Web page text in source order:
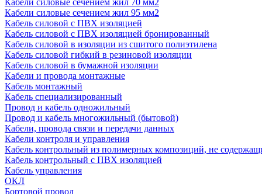
Кабели силовые сечением жил 70 мм2
Кабели силовые сечением жил 95 мм2
Кабель силовой с ПВХ изоляцией
Кабель силовой с ПВХ изоляцией бронированный
Кабель силовой в изоляции из сшитого полиэтилена
Кабель силовой гибкий в резиновой изоляции
Кабель силовой в бумажной изоляции
Кабели и провода монтажные
Кабель монтажный
Кабель специализированный
Провод и кабель одножильный
Провод и кабель многожильный (бытовой)
Кабели, провода связи и передачи данных
Кабели контроля и управления
Кабель контрольный из полимерных композиций, не
Кабель контрольный с ПВХ изоляцией
Кабель управления
ОКЛ
Бортовой провод